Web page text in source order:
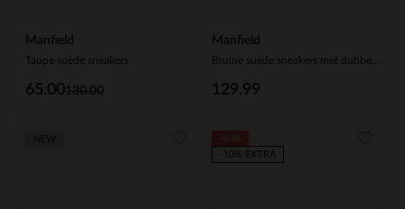
Manfield
Taupe suède sneakers
130.00
65.00
Manfield
129.99
-10% EXTRA